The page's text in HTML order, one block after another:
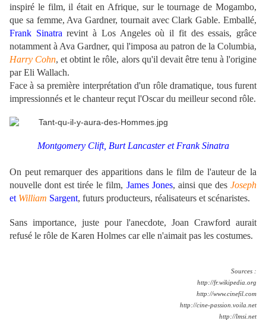
inspiré le film, il était en Afrique, sur le tournage de Mogambo,
que sa femme, Ava Gardner, tournait avec Clark Gable. Emballé,
Frank Sinatra revint à Los Angeles où il fit des essais, grâce
notamment à Ava Gardner, qui l'imposa au patron de la Columbia,
Harry Cohn, et obtint le rôle, alors qu'il devait être tenu à l'origine
par Eli Wallach.
Face à sa première interprétation d'un rôle dramatique, tous furent
impressionnés et le chanteur reçut l'Oscar du meilleur second rôle.
Montgomery Clift, Burt Lancaster et Frank Sinatra
On peut remarquer des apparitions dans le film de l'auteur de la
nouvelle dont est tirée le film, James Jones, ainsi que desJoseph
et William Sargent, futurs producteurs, réalisateurs et scénaristes.
Sans importance, juste pour l'anecdote, Joan Crawford aurait
refusé le rôle de Karen Holmes car elle n'aimait pas les costumes.
Sources :
http://fr.wikipedia.org
http://www.cinefil.com
http://cine-passion.voila.net
http://lmsi.net